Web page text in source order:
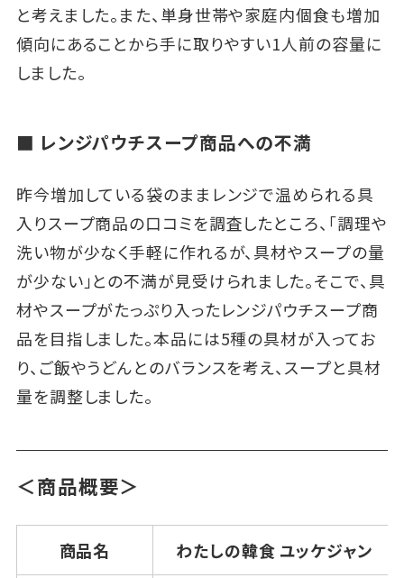
と考えました。また、単身世帯や家庭内個食も増加
傾向にあることから手に取りやすい1人前の容量に
しました。
■ レンジパウチスープ商品への不満
昨今増加している袋のままレンジで温められる具
入りスープ商品の口コミを調査したところ、「調理や
洗い物が少なく手軽に作れるが、具材やスープの量
が少ない」との不満が見受けられました。そこで、具
材やスープがたっぷり入ったレンジパウチスープ商
品を目指しました。本品には5種の具材が入ってお
り、ご飯やうどんとのバランスを考え、スープと具材
量を調整しました。
＜商品概要＞
商品名 わたしの韓食 ユッケジャン